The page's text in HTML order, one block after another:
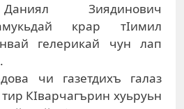
Зиядинович
крар тIимил
гелерикай чун лап
чи газетдихъ галаз
КIварчагърин хуьруьн